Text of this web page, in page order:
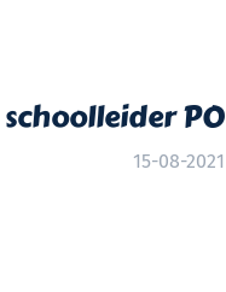
PO
15-08-2021